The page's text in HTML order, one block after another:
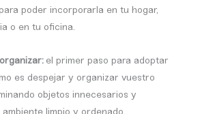
poder incorporarla en tu hogar,
o en tu oficina.
el primer paso para adoptar
es despejar y organizar vuestro
objetos innecesarios y
limpio y ordenado.